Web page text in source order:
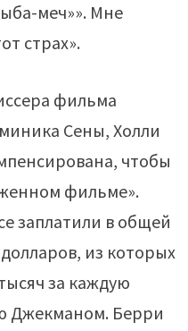
меч»». Мне
страх».
фильма
Сены, Холли
чтобы
фильме».
заплатили в общей
из которых
за каждую
Джекманом. Берри